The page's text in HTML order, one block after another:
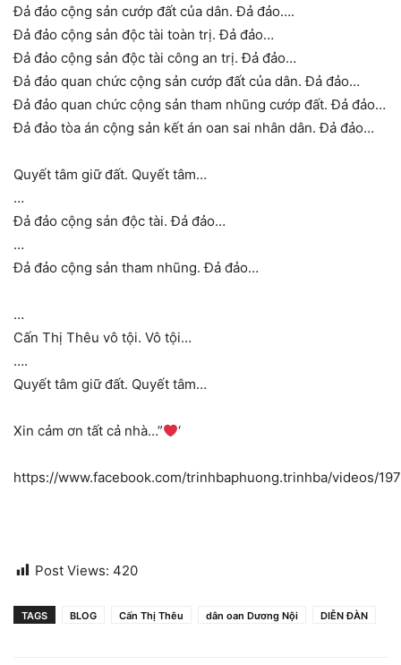
Đả đảo cộng sản cướp đất của dân. Đả đảo….
Đả đảo cộng sản độc tài toàn trị. Đả đảo…
Đả đảo cộng sản độc tài công an trị. Đả đảo…
Đả đảo quan chức cộng sản cướp đất của dân. Đả đảo…
Đả đảo quan chức cộng sản tham nhũng cướp đất. Đả đảo…
Đả đảo tòa án cộng sản kết án oan sai nhân dân. Đả đảo…
Quyết tâm giữ đất. Quyết tâm…
…
Đả đảo cộng sản độc tài. Đả đảo…
…
Đả đảo cộng sản tham nhũng. Đả đảo…
…
Cấn Thị Thêu vô tội. Vô tội…
….
Quyết tâm giữ đất. Quyết tâm…
Xin cảm ơn tất cả nhà…” ‘
https://www.facebook.com/trinhbaphuong.trinhba/videos/
Post Views: 420
TAGS BLOG Cấn Thị Thêu dân oan Dương Nội DIỄN ĐÀN